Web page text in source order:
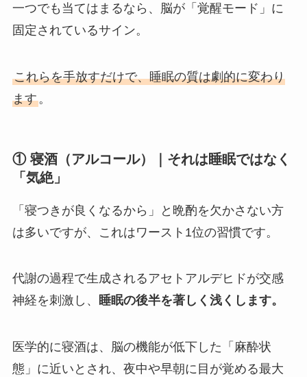
一つでも当てはまるなら、脳が「覚醒モード」に
固定されているサイン。
これらを手放すだけで、睡眠の質は劇的に変わり
ます。
① 寝酒（アルコール）｜それは睡眠ではなく
「気絶」
「寝つきが良くなるから」と晩酌を欠かさない方
は多いですが、これはワースト1位の習慣です。
代謝の過程で生成されるアセトアルデヒドが交感
神経を刺激し、
睡眠の後半を著しく浅くします。
医学的に寝酒は、脳の機能が低下した「麻酔状
態」に近いとされ、夜中や早朝に目が覚める最大